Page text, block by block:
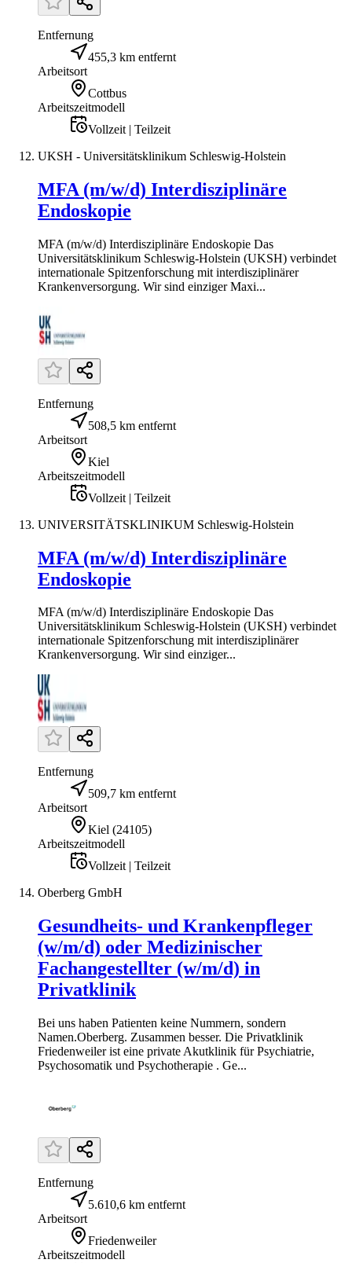
Entfernung
455,3 km entfernt
Arbeitsort
Cottbus
Arbeitszeitmodell
Vollzeit | Teilzeit
UKSH - Universitätsklinikum Schleswig-Holstein
MFA (m/w/d) Interdisziplinäre
Endoskopie
MFA (m/w/d) Interdisziplinäre Endoskopie Das
Universitätsklinikum Schleswig-Holstein (UKSH) verbindet
internationale Spitzenforschung mit interdisziplinärer
Krankenversorgung. Wir sind einziger Maxi...
Entfernung
508,5 km entfernt
Arbeitsort
Kiel
Arbeitszeitmodell
Vollzeit | Teilzeit
UNIVERSITÄTSKLINIKUM Schleswig-Holstein
MFA (m/w/d) Interdisziplinäre
Endoskopie
MFA (m/w/d) Interdisziplinäre Endoskopie Das
Universitätsklinikum Schleswig-Holstein (UKSH) verbindet
internationale Spitzenforschung mit interdisziplinärer
Krankenversorgung. Wir sind einziger...
Entfernung
509,7 km entfernt
Arbeitsort
Kiel (24105)
Arbeitszeitmodell
Vollzeit | Teilzeit
Oberberg GmbH
Gesundheits- und Krankenpfleger
(w/m/d) oder Medizinischer
Fachangestellter (w/m/d) in
Privatklinik
Bei uns haben Patienten keine Nummern, sondern
Namen.Oberberg. Zusammen besser. Die Privatklinik
Friedenweiler ist eine private Akutklinik für Psychiatrie,
Psychosomatik und Psychotherapie . Ge...
Entfernung
5.610,6 km entfernt
Arbeitsort
Friedenweiler
Arbeitszeitmodell